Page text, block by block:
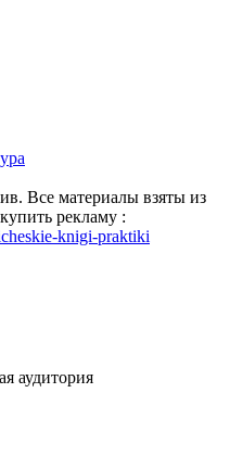
Все материалы взяты из
рекламу :
knigi-praktiki
аудитория